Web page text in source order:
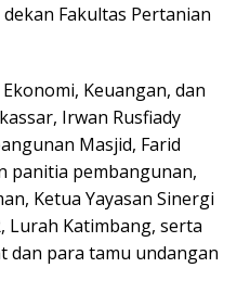
Fakultas Pertanian
Keuangan, dan
Irwan Rusfiady
Masjid, Farid
panitia pembangunan,
Ketua Yayasan Sinergi
Lurah Katimbang, serta
dan para tamu undangan